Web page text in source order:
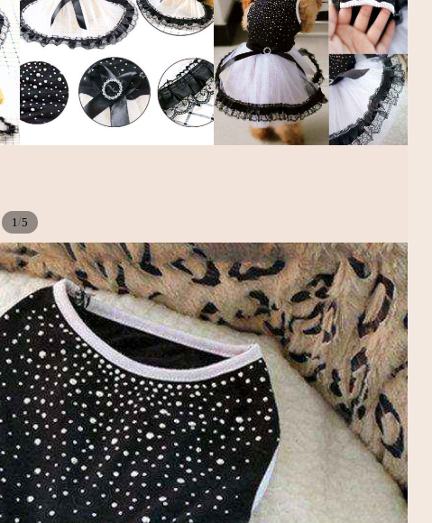
1 /5